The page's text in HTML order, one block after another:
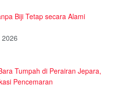
Biji Tetap secara Alami
Tumpah di Perairan Jepara,
Pencemaran